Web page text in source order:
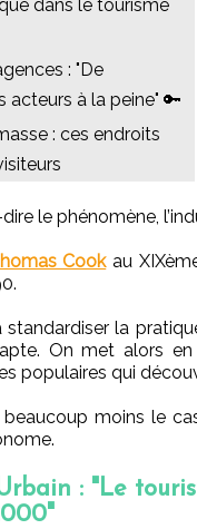
dans le tourisme
: "De
acteurs à la peine" 🔑
: ces endroits
le phénomène,
Cookau
la
On met alors
populaires qui
beaucoup moins le
: "Le